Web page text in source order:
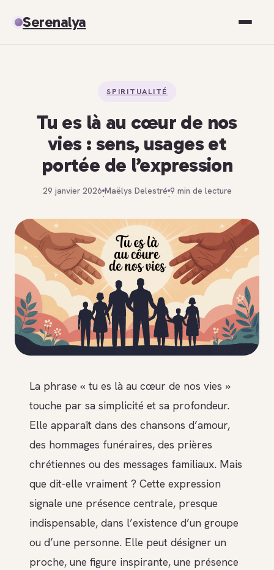
Serenalya
Spiritualité
Développement personnel
SPIRITUALITÉ
Tu es là au cœur de nos
vies : sens, usages et
portée de l’expression
29 janvier 2026
·
Maëlys Delestré
·
9 min de lecture
La phrase « tu es là au cœur de nos vies »
touche par sa simplicité et sa profondeur.
Elle apparaît dans des chansons d’amour,
des hommages funéraires, des prières
chrétiennes ou des messages familiaux. Mais
que dit-elle vraiment ? Cette expression
signale une présence centrale, presque
indispensable, dans l’existence d’un groupe
ou d’une personne. Elle peut désigner un
proche, une figure inspirante, une présence